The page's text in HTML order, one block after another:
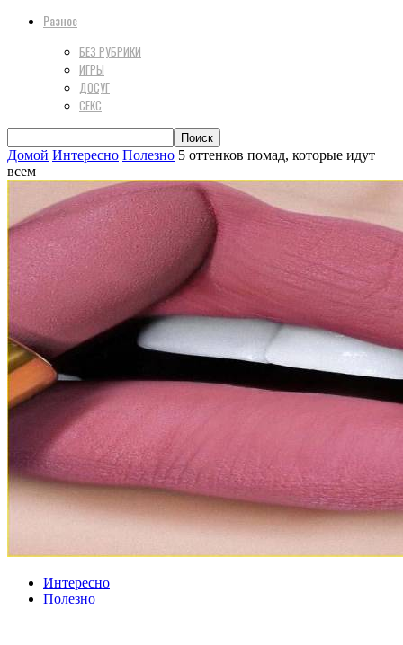
Разное
БЕЗ РУБРИКИ
ИГРЫ
ДОСУГ
СЕКС
Домой Интересно Полезно 5 оттенков помад, которые идут
всем
Интересно
Полезно